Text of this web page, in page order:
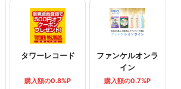
タワーレコード
購入額の0.8%P
ファンケルオンラ
イン
購入額の0.7%P